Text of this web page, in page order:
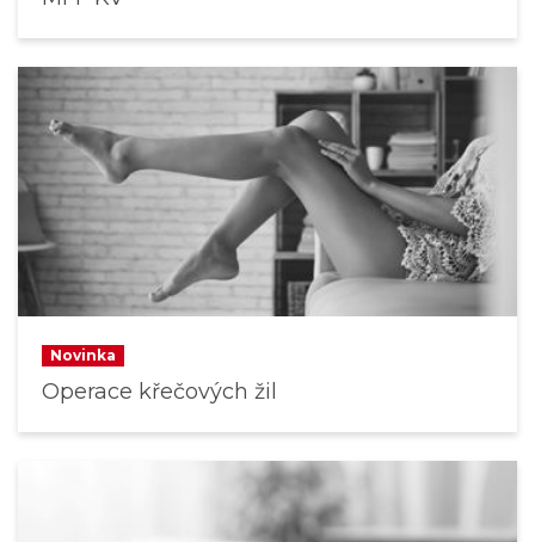
Novinka
Operace křečových žil